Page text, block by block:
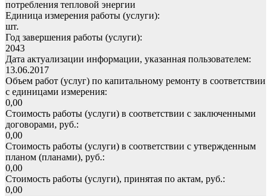
потребления тепловой энергии
Единица измерения работы (услуги):
шт.
Год завершения работы (услуги):
2043
Дата актуализации информации, указанная пользователем:
13.06.2017
Объем работ (услуг) по капитальному ремонту в соответствии
с единицами измерения:
0,00
Стоимость работы (услуги) в соответствии с заключенными
договорами, руб.:
0,00
Стоимость работы (услуги) в соответствии с утвержденным
планом (планами), руб.:
0,00
Стоимость работы (услуги), принятая по актам, руб.:
0,00